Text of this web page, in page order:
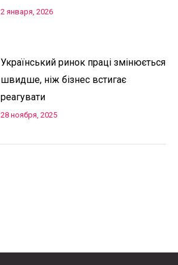
2 января, 2026
Український ринок праці змінюється
швидше, ніж бізнес встигає
реагувати
28 ноября, 2025